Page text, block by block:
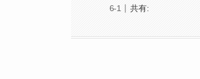
共有: